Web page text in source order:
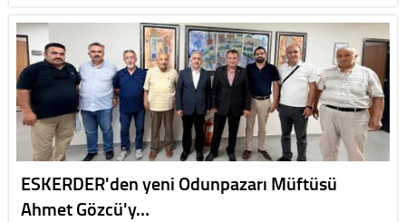
ESKERDER'den yeni Odunpazarı Müftüsü
Ahmet Gözcü'y…